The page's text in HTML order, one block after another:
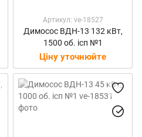
Артикул: ve-18527
Димосос ВДН-13 132 кВт,
1500 об. ісп №1
Ціну уточнюйте